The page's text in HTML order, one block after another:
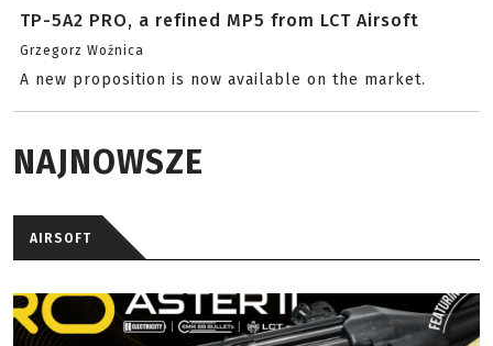
TP-5A2 PRO, a refined MP5 from LCT Airsoft
Grzegorz Woźnica
A new proposition is now available on the market.
NAJNOWSZE
AIRSOFT